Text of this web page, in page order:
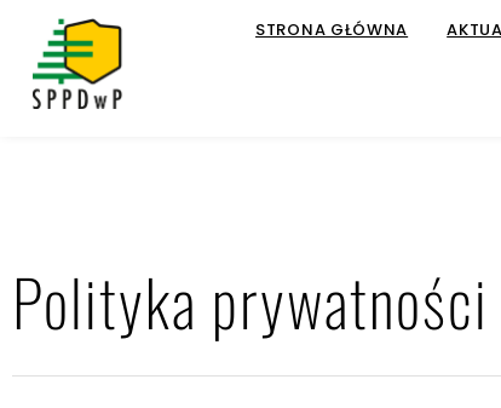
STRONA GŁÓWNA
Polityka prywatności